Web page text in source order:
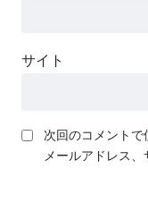
サイト
次回のコメントで
メールアドレス、